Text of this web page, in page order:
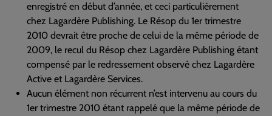
enregistré en début d’année, et ceci particulièrement
chez Lagardère Publishing. Le Résop du 1er trimestre
2010 devrait être proche de celui de la même période de
2009, le recul du Résop chez Lagardère Publishing étant
compensé par le redressement observé chez Lagardère
Active et Lagardère Services.
Aucun élément non récurrent n’est intervenu au cours du
1er trimestre 2010 étant rappelé que la même période de